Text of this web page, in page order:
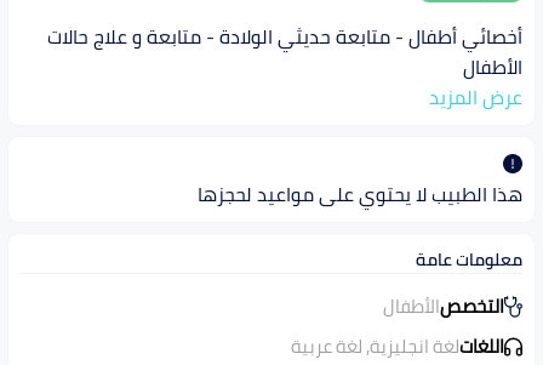
أخصائي أطفال - متابعة حديثي الولادة - متابعة و علاج حالات
الأطفال
عرض المزيد
هذا الطبيب لا يحتوي على مواعيد لحجزها
معلومات عامة
التخصصالأطفال
اللغاتلغة انجليزية, لغة عربية